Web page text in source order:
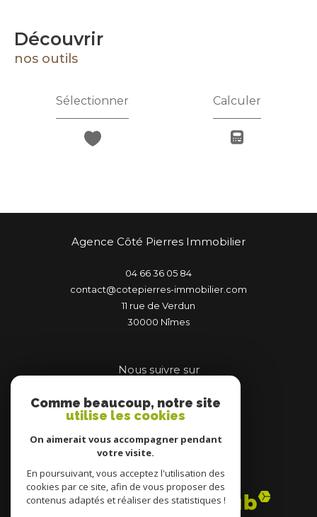
découvrir
nos outils
Sélectionner Calculer
Agence Côté Pierres Immobilier
04 66 36 05 84
contact@cotepierres-immobilier.com
11 rue de Verdun
30000
nîmes
Nous suivre sur
Adhérents
Comme beaucoup, notre site
utilise les cookies
On aimerait vous accompagner pendant
votre visite.
En poursuivant, vous acceptez l'utilisation des
cookies par ce site, afin de vous proposer des
contenus adaptés et réaliser des statistiques !